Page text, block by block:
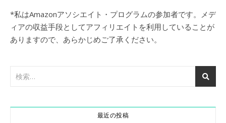
*私はAmazonアソシエイト・プログラムの参加者です。メデ
ィアの収益手段としてアフィリエイトを利用していることが
ありますので、あらかじめご了承ください。
最近の投稿